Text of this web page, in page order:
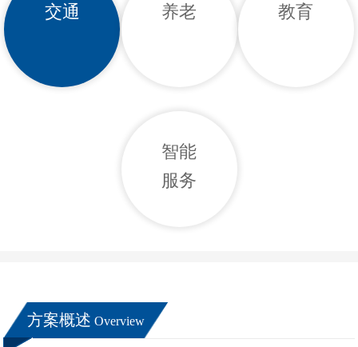
交通 养老 教育
智能
服务
方案概述 Overview